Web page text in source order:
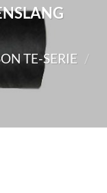
TE-SERIE /